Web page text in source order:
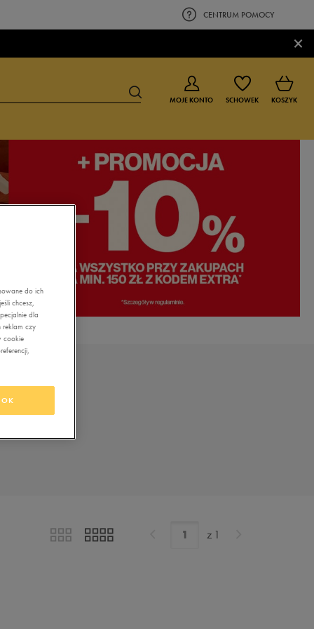
CENTRUM POMOCY
×
BUTY DLA CHŁOPCA
0-4 lat
BUTY DLA DZIEWCZYNKI
0-4 lat
4-8 lat
9-16 lat
MOJE KONTO SCHOWEK KOSZYK
z 1
do ich
chcesz,
dla
reklam czy
cookie
OK